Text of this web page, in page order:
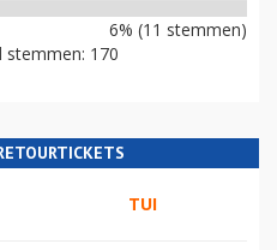
6% (11 stemmen)
stemmen: 170
TUI